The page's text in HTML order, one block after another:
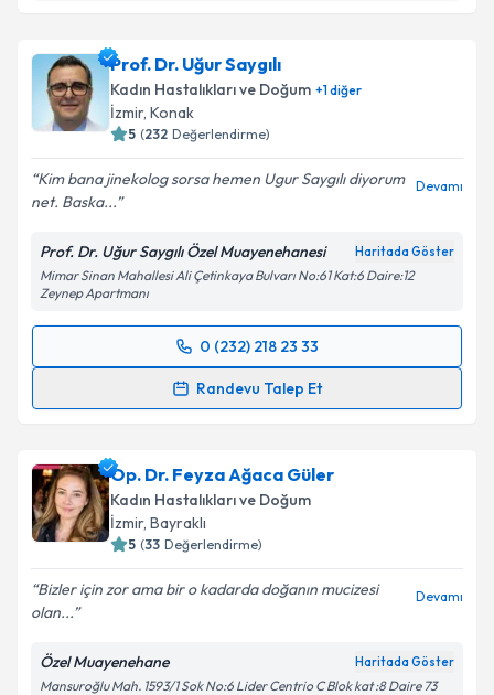
takvim hazırlandığında e-posta ile bilgilendireceğiz.
E-posta Adresiniz
'ni okudum ve kişisel verilerimin belirtilen
kapsamda işlenmesini kabul ediyorum.
Takvim Talebini Gönder
Prof. Dr. Uğur Saygılı
Kadın Hastalıkları ve Doğum +1diğer
İzmir, Konak
5 (232 Değerlendirme)
Kim bana jinekolog sorsa hemen Ugur Saygılı diyorum
net. Baska...
Devamı
Prof. Dr. Uğur Saygılı Özel Muayenehanesi Haritada Göster
Mimar Sinan Mahallesi Ali Çetinkaya Bulvarı No:61 Kat:6 Daire:12
Zeynep Apartmanı
0 (232) 218 23 33
Randevu Talep Et
Randevu Takvimi Talebi
takvim hazırlandığında e-posta ile bilgilendireceğiz.
E-posta Adresiniz
kapsamda işlenmesini kabul ediyorum.
Op. Dr. Feyza Ağaca Güler
Kadın Hastalıkları ve Doğum
İzmir, Bayraklı
5 (33 Değerlendirme)
Bizler için zor ama bir o kadarda doğanın mucizesi
olan...
Devamı
Özel Muayenehane Haritada Göster
Mansuroğlu Mah. 1593/1 Sok No:6 Lider Centrio C Blok kat :8 Daire 73